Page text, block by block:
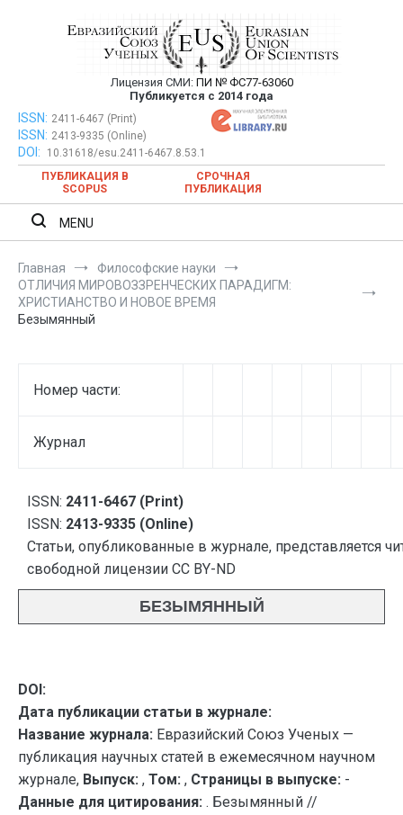
Евразийский Союз Ученых —
публикация научных статей в
ежемесячном научном журнале
Лицензия СМИ: ПИ № ФС77-63060
Публикуется с 2014 года
Евразийский Союз Ученых — публикация научных статей в
ежемесячном научном журнале
ISSN: 2411-6467 (Print)
ISSN: 2413-9335 (Online)
DOI:
10.31618/esu.2411-6467.8.53.1
ПУБЛИКАЦИЯ В
SCOPUS
СРОЧНАЯ
ПУБЛИКАЦИЯ
MENU
Главная
Философские науки
ОТЛИЧИЯ МИРОВОЗЗРЕНЧЕСКИХ ПАРАДИГМ:
ХРИСТИАНСТВО И НОВОЕ ВРЕМЯ
Безымянный
Номер части:
Журнал
ISSN: 2411-6467 (Print)
ISSN: 2413-9335 (Online)
Статьи, опубликованные в журнале, представляется
свободной лицензии CC BY-ND
БЕЗЫМЯННЫЙ
DOI:
Дата публикации статьи в журнале:
Название журнала: Евразийский Союз Ученых —
публикация научных статей в ежемесячном научном
журнале, Выпуск: , Том: , Страницы в выпуске: -
Данные для цитирования: . Безымянный //